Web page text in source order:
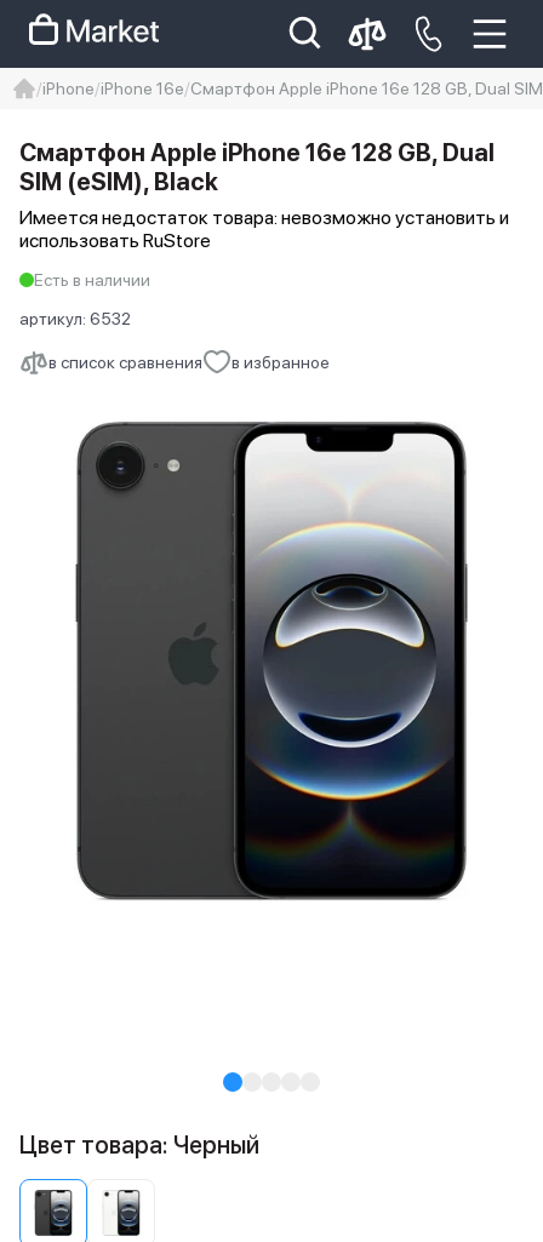
Iphone 14 pro max
айфон 14
iPhone iPhone 16e Смартфон Apple iPhone 16e 128 GB, Dual
в список сравнения в избранное
Смартфон Apple iPhone 16e 128 GB, Dual
SIM (eSIM), Black
Имеется недостаток товара: невозможно установить и
использовать RuStore
Есть в наличии
артикул: 6532
Цвет товара: Черный